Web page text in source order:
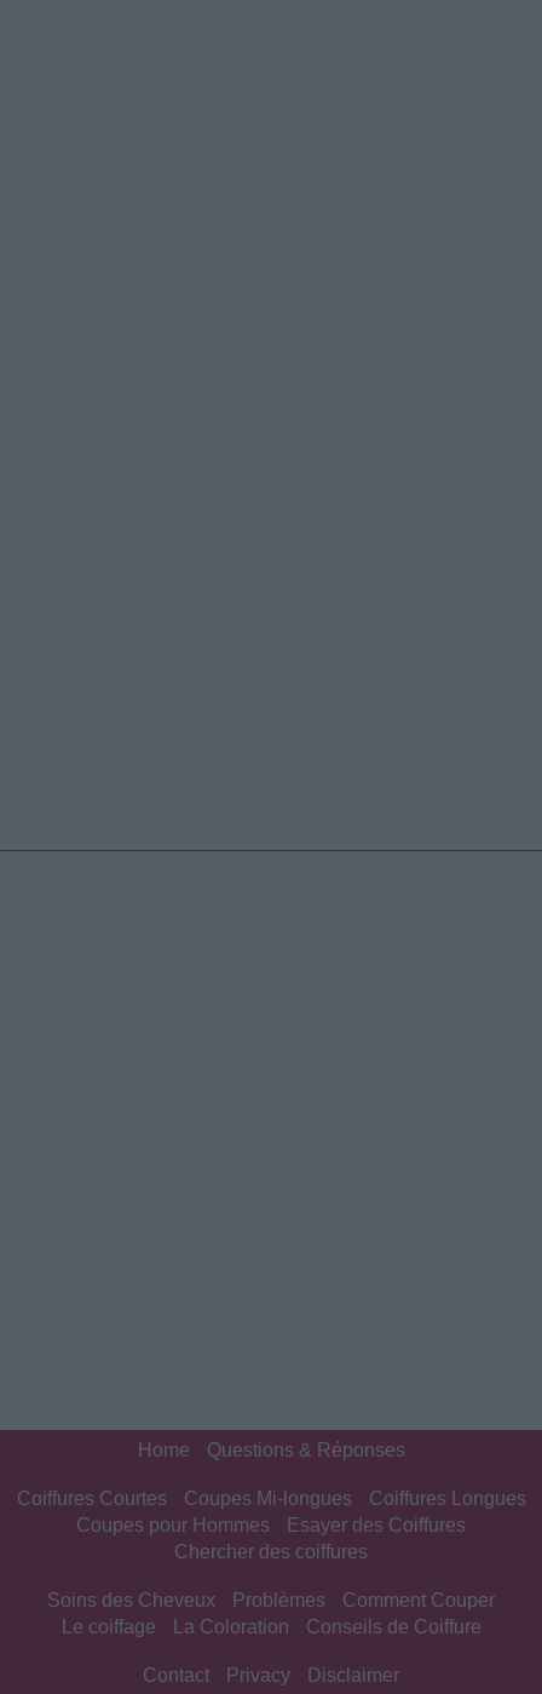
Home Questions & Réponses
Coiffures Courtes Coupes Mi-longues
Coiffures Longues
Coupes pour Hommes
Esayer des Coiffures
Chercher des coiffures
Soins des Cheveux Problèmes
Comment Couper
Le coiffage
La Coloration Conseils de Coiffure
Contact Privacy Disclaimer